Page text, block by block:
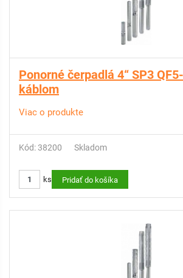
Ponorné čerpadlá 4“ SP3
káblom
Viac o produkte
Kód: 38200 Skladom
ks Pridať do košíka